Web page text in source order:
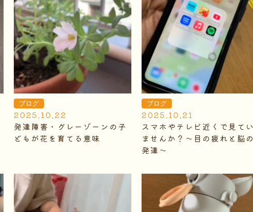
ブログ
2025.10.22
発達障害・グレーゾーンの子
どもが花を育てる意味
ブログ
2025.10.21
スマホやテレビ近くで見てい
ませんか？～目の疲れと脳の
発達～